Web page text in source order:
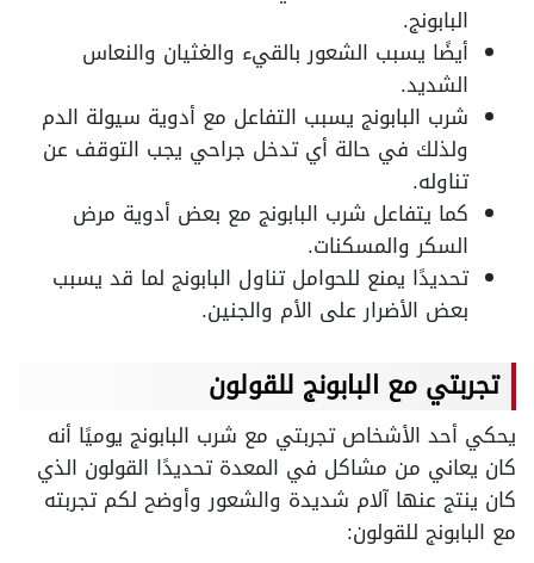
البابونج.
أيضًا يسبب الشعور بالقيء والغثيان والنعاس
الشديد.
شرب البابونج يسبب التفاعل مع أدوية سيولة الدم
ولذلك في حالة أي تدخل جراحي يجب التوقف عن
تناوله.
كما يتفاعل شرب البابونج مع بعض أدوية مرض
السكر والمسكنات.
تحديدًا يمنع للحوامل تناول البابونج لما قد يسبب
بعض الأضرار على الأم والجنين.
تجربتي مع البابونج للقولون
يحكي أحد الأشخاص تجربتي مع شرب البابونج يوميًا أنه
كان يعاني من مشاكل في المعدة تحديدًا القولون الذي
كان ينتج عنها آلام شديدة والشعور وأوضح لكم تجربته
مع البابونج للقولون: